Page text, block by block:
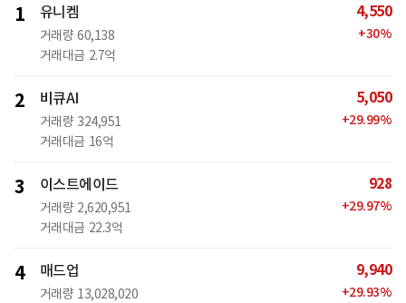
1 유니켐
거래량 60,138
거래대금 2.7억
4,550
+30%
2 비큐AI
거래량 324,951
거래대금 16억
5,050
+29.99%
3 이스트에이드
거래량 2,620,951
거래대금 22.3억
928
+29.97%
4 매드업
거래량 13,028,020
9,940
+29.93%